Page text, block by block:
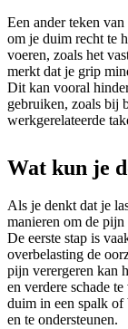
Een ander teken
om je duim recht te
voeren, zoals het
merkt dat je grip
Dit kan vooral
gebruiken, zoals bij
werkgerelateerde
Wat kun je
Als je denkt dat je
manieren om de
De eerste stap is
overbelasting de
pijn verergeren kan
en verdere schade
duim in een spalk of
en te ondersteunen.